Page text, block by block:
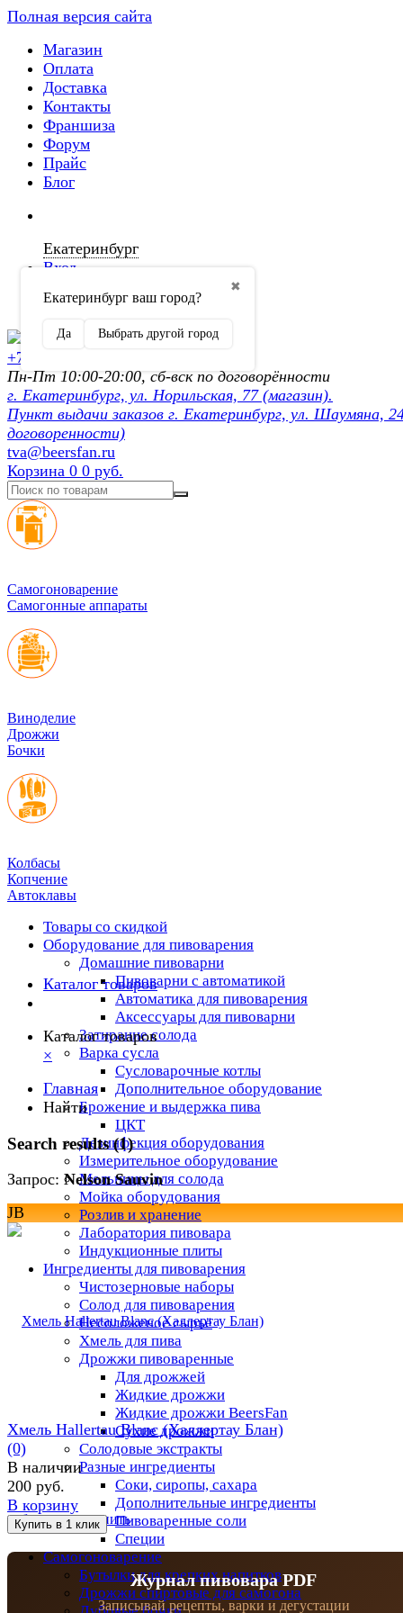
Полная версия сайта
Магазин
Оплата
Доставка
Контакты
Франшиза
Форум
Прайс
Блог
Екатеринбург
✖
Екатеринбург ваш город?
Да Выбрать другой город
Вход
Регистрация
+7 (902) 872-54-70
Пн-Пт 10:00-20:00, сб-вск по договорённости
г. Екатеринбург, ул. Норильская, 77 (магазин).
Пункт выдачи заказов г. Екатеринбург, ул. Шаумяна,
договоренности)
tva@beersfan.ru
Корзина 0 0 руб.
Cамогоноварение
Самогонные аппараты
Виноделие
Дрожжи
Бочки
Колбасы
Копчение
Автоклавы
Товары со скидкой
Оборудование для пивоварения
Домашние пивоварни
Пивоварни с автоматикой
Автоматика для пивоварения
Аксессуары для пивоварни
Затирание солода
Варка сусла
Cусловарочные котлы
Дополнительное оборудование
Брожение и выдержка пива
ЦКТ
Дезинфекция оборудования
Измерительное оборудование
Мельницы для солода
Мойка оборудования
Розлив и хранение
Лаборатория пивовара
Индукционные плиты
Ингредиенты для пивоварения
Чистозерновые наборы
Солод для пивоварения
Несоложеное сырьё
Хмель для пива
Дрожжи пивоваренные
Для дрожжей
Жидкие дрожжи
Жидкие дрожжи BeersFan
Сухие дрожжи
Солодовые экстракты
Разные ингредиенты
Соки, сиропы, сахара
Дополнительные ингредиенты
Пивоваренные соли
Специи
Самогоноварение
Бутылки для крепких напитков
Дрожжи спиртовые для самогона
Каталог товаров
Каталог товаров
×
Главная
Найти
Search results (1)
Запрос: Nelson Sauvin
JB
избранное сравнить
Хмель Hallertau Blanc (Халлертау Блан)
(0)
В наличии
200 руб.
В корзину
Журнал пивовара PDF
Записывай рецепты, варки и дегустации